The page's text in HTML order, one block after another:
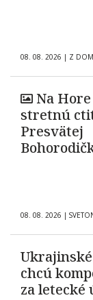
08. 08. 2026 | Z
Na
stretnú
Presvätej
08. 08. 2026 |
chcú
za letecké